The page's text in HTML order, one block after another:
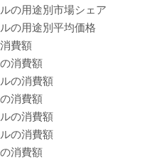
の用途別市場シェア
の用途別平均価格
費額
消費額
の消費額
消費額
の消費額
の消費額
消費額